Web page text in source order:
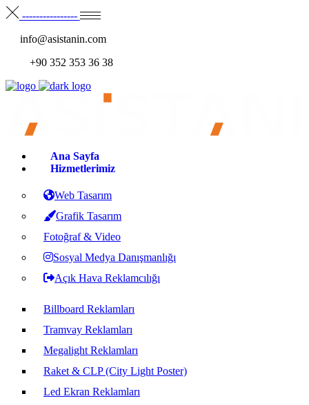
----------------
info@asistanin.com
+90 352 353 36 38
Ana Sayfa
Hizmetlerimiz
Web Tasarım
Grafik Tasarım
Fotoğraf & Video
Sosyal Medya Danışmanlığı
Açık Hava Reklamcılığı
Billboard Reklamları
Tramvay Reklamları
Megalight Reklamları
Raket & CLP (City Light Poster)
Led Ekran Reklamları